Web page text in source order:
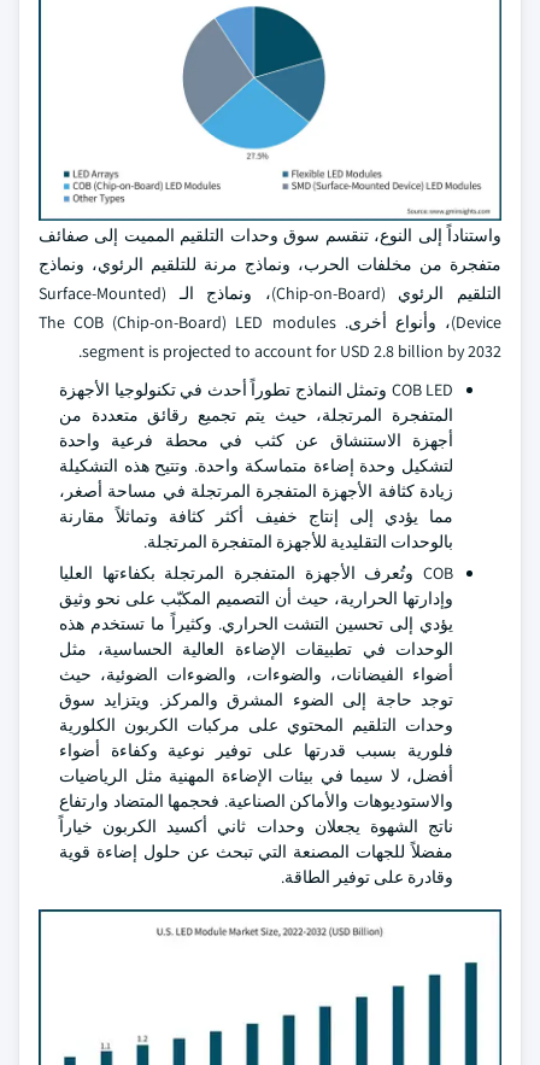
واستناداً إلى النوع، تنقسم سوق وحدات التلقيم المميت إلى صفائف
متفجرة من مخلفات الحرب، ونماذج مرنة للتلقيم الرئوي، ونماذج
التلقيم الرئوي (Chip-on-Board)، ونماذج الـ (Surface-Mounted
Device)، وأنواع أخرى. The COB (Chip-on-Board) LED modules
segment is projected to account for USD 2.8 billion by 2032.
COB LED وتمثل النماذج تطوراً أحدث في تكنولوجيا الأجهزة
المتفجرة المرتجلة، حيث يتم تجميع رقائق متعددة من
أجهزة الاستنشاق عن كثب في محطة فرعية واحدة
لتشكيل وحدة إضاءة متماسكة واحدة. وتتيح هذه التشكيلة
زيادة كثافة الأجهزة المتفجرة المرتجلة في مساحة أصغر،
مما يؤدي إلى إنتاج خفيف أكثر كثافة وتماثلاً مقارنة
بالوحدات التقليدية للأجهزة المتفجرة المرتجلة.
COB وتُعرف الأجهزة المتفجرة المرتجلة بكفاءتها العليا
وإدارتها الحرارية، حيث أن التصميم المكبّب على نحو وثيق
يؤدي إلى تحسين التشت الحراري. وكثيراً ما تستخدم هذه
الوحدات في تطبيقات الإضاءة العالية الحساسية، مثل
أضواء الفيضانات، والضوءات، والضوءات الضوئية، حيث
توجد حاجة إلى الضوء المشرق والمركز. ويتزايد سوق
وحدات التلقيم المحتوي على مركبات الكربون الكلورية
فلورية بسبب قدرتها على توفير نوعية وكفاءة أضواء
أفضل، لا سيما في بيئات الإضاءة المهنية مثل الرياضيات
والاستوديوهات والأماكن الصناعية. فحجمها المتضاد وارتفاع
ناتج الشهوة يجعلان وحدات ثاني أكسيد الكربون خياراً
مفضلاً للجهات المصنعة التي تبحث عن حلول إضاءة قوية
وقادرة على توفير الطاقة.